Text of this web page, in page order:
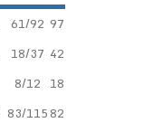
61/92 97
18/37 42
8/12 18
83/11582